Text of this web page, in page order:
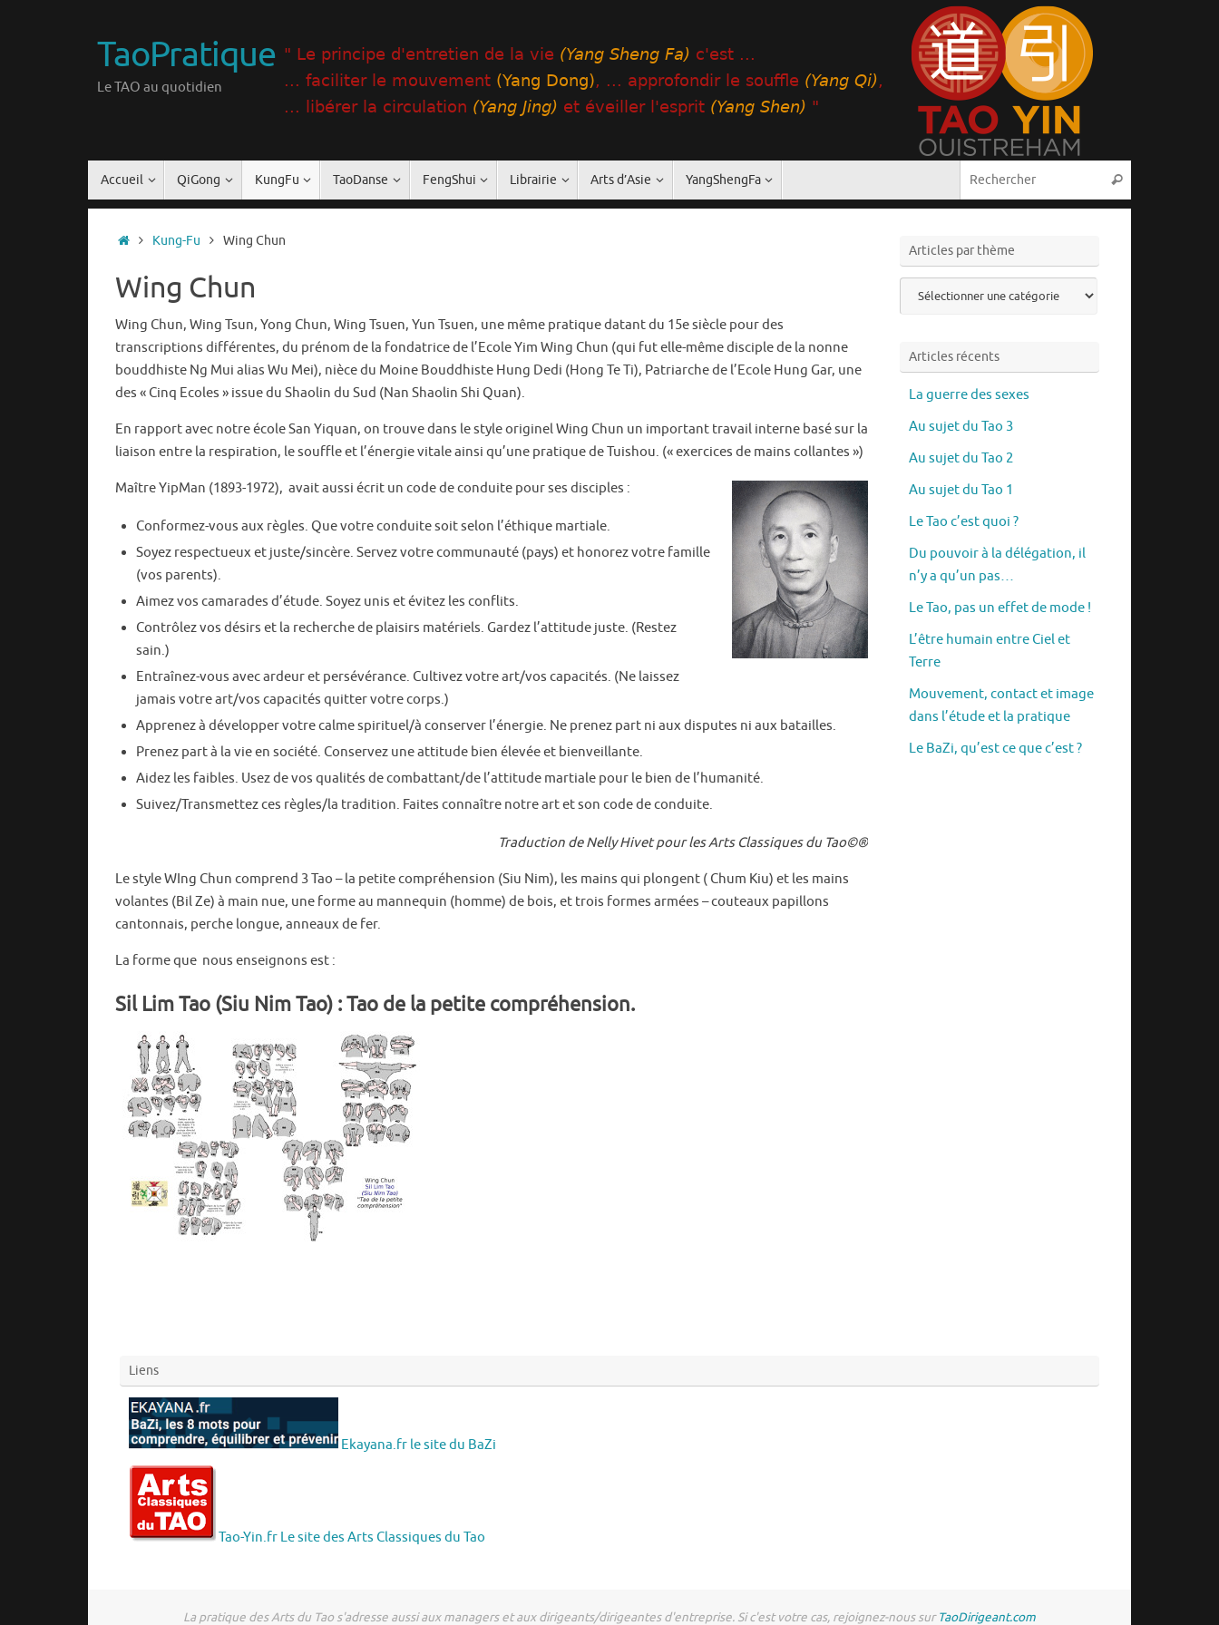
TaoPratique
Le TAO au quotidien
contenu
Accueil QiGong KungFu TaoDanse FengShui Librairie Arts d’Asie YangShengFa Rechercher
Accueil
Kung-Fu Wing Chun
Wing Chun
Wing Chun, Wing Tsun, Yong Chun, Wing Tsuen, Yun Tsuen, une même pratique datant du 15e siècle pour des
transcriptions différentes, du prénom de la fondatrice de l’Ecole Yim Wing Chun (qui fut elle-même disciple de la nonne
bouddhiste Ng Mui alias Wu Mei), nièce du Moine Bouddhiste Hung Dedi (Hong Te Ti), Patriarche de l’Ecole Hung Gar, une
des « Cinq Ecoles » issue du Shaolin du Sud (Nan Shaolin Shi Quan).
En rapport avec notre école San Yiquan, on trouve dans le style originel Wing Chun un important travail interne basé sur la
liaison entre la respiration, le souffle et l’énergie vitale ainsi qu’une pratique de Tuishou. (« exercices de mains collantes »)
Maître YipMan (1893-1972), avait aussi écrit un code de conduite pour ses disciples :
Conformez-vous aux règles. Que votre conduite soit selon l’éthique martiale.
Soyez respectueux et juste/sincère. Servez votre communauté (pays) et honorez votre famille
(vos parents).
Aimez vos camarades d’étude. Soyez unis et évitez les conflits.
Contrôlez vos désirs et la recherche de plaisirs matériels. Gardez l’attitude juste. (Restez
sain.)
Entraînez-vous avec ardeur et persévérance. Cultivez votre art/vos capacités. (Ne laissez
jamais votre art/vos capacités quitter votre corps.)
Apprenez à développer votre calme spirituel/à conserver l’énergie. Ne prenez part ni aux disputes ni aux batailles.
Prenez part à la vie en société. Conservez une attitude bien élevée et bienveillante.
Aidez les faibles. Usez de vos qualités de combattant/de l’attitude martiale pour le bien de l’humanité.
Suivez/Transmettez ces règles/la tradition. Faites connaître notre art et son code de conduite.
Traduction de Nelly Hivet pour les Arts Classiques du Tao©®
Le style WIng Chun comprend 3 Tao – la petite compréhension (Siu Nim), les mains qui plongent ( Chum Kiu) et les mains
volantes (Bil Ze) à main nue, une forme au mannequin (homme) de bois, et trois formes armées – couteaux papillons
cantonnais, perche longue, anneaux de fer.
La forme que nous enseignons est :
Sil Lim Tao (Siu Nim Tao) : Tao de la petite compréhension.
Articles par thème
Articles
par
Articles récents
La guerre des sexes
Au sujet du Tao 3
Au sujet du Tao 2
Au sujet du Tao 1
Le Tao c’est quoi ?
Du pouvoir à la délégation, il
n’y a qu’un pas…
Le Tao, pas un effet de mode !
L’être humain entre Ciel et
Terre
Mouvement, contact et image
dans l’étude et la pratique
Le BaZi, qu’est ce que c’est ?
Liens
Ekayana.fr le site du BaZi
Tao-Yin.fr Le site des Arts Classiques du Tao
La pratique des Arts du Tao s'adresse aussi aux managers et aux dirigeants/dirigeantes d'entreprise. Si c'est votre cas, rejoignez-nous surTaoDirigeant.com